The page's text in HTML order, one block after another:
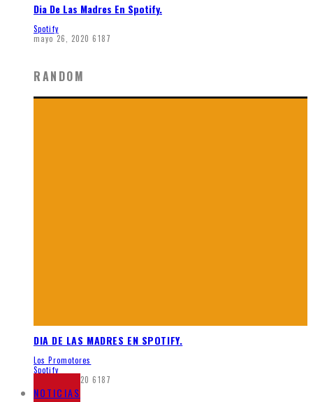
Dia De Las Madres En Spotify.
Spotify
mayo 26, 2020 6187
RANDOM
DIA DE LAS MADRES EN SPOTIFY.
Los Promotores
Spotify
mayo 26, 2020 6187
NOTICIAS